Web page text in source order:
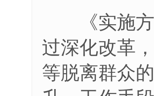
《实施方
过深化改革
等脱离群众